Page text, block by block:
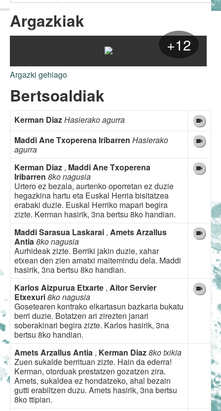
Argazkiak
+12
Argazki gehiago
Bertsoaldiak
Kerman DiazHasierako agurra
Maddi Ane Txoperena Iribarren Hasierako
agurra
Kerman Diaz , Maddi Ane Txoperena
Iribarren 8ko nagusia
Urtero ez bezala, aurtenko oporretan ez duzie
hegazkina hartu eta Euskal Herria bisitatzea
erabaki duzie. Euskal Herriko mapari begira
zizte. Kerman hasirik, 3na bertsu 8ko handian.
Maddi Sarasua Laskarai , Amets Arzallus
Antia8ko nagusia
Aurhideak zizte. Berriki jakin duzie, xahar
etxean den zien amatxi maitemindu dela. Maddi
hasirik, 3na bertsu 8ko handian.
Karlos Aizpurua Etxarte , Aitor Servier
Etxexuri8ko nagusia
Gosetearen kontrako elkartasun bazkaria bukatu
berri duzie. Botatzen ari zirezten janari
soberakinari begira zizte. Karlos hasirik, 3na
bertsu 8ko handian.
Amets Arzallus Antia , Kerman Diaz8ko txikia
Zuen sukalde berrituan zizte. Hain da ederra!
Kerman, otorduak prestatzen gozatzen zira.
Amets, sukaldea ez hondatzeko, ahal bezain
gutti erabiltzen duzu. Amets hasirik, 3na bertsu
8ko ttipian.